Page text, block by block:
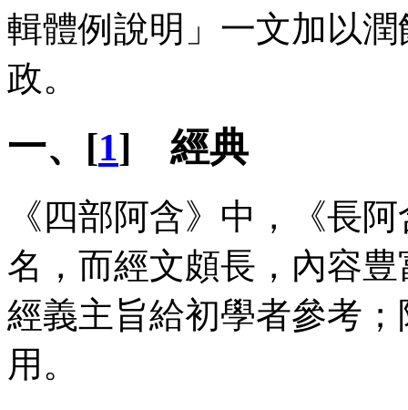
輯體例說明」一文加以
政。
一、[1] 經典
《四部阿含》中，《長
名，而經文頗長，內容
經義主旨給初學者參考
用。